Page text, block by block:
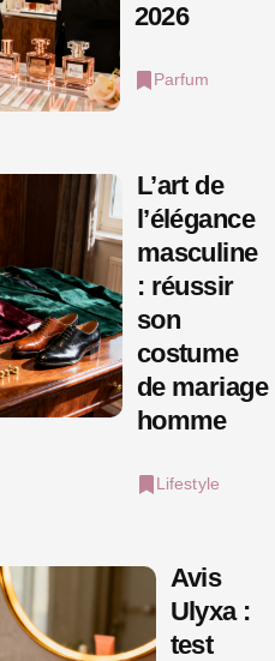
2026
Parfum
L’art de
l’élégance
masculine
: réussir
son
costume
de mariage
homme
Lifestyle
Avis
Ulyxa :
test